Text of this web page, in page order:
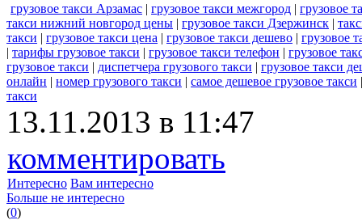
грузовое такси Арзамас | грузовое такси межгород | грузовое
такси нижний новгород цены | грузовое такси Дзержинск |
такси | грузовое такси цена | грузовое такси дешево | грузовое
| тарифы грузовое такси | грузовое такси телефон | грузовое
грузовое такси | диспетчера грузового такси | грузовое такси
онлайн | номер грузового такси | самое дешевое грузовое такси
такси
13.11.2013 в 11:47
комментировать
Интересно Вам интересно
Больше не интересно
(0)